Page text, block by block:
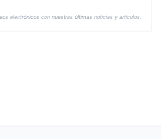
electrónicos con nuestras últimas noticias y artículos.